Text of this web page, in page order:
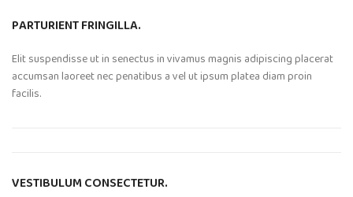
PARTURIENT FRINGILLA.
Elit suspendisse ut in senectus in vivamus magnis adipiscing placerat
accumsan laoreet nec penatibus a vel ut ipsum platea diam proin
facilis.
VESTIBULUM CONSECTETUR.